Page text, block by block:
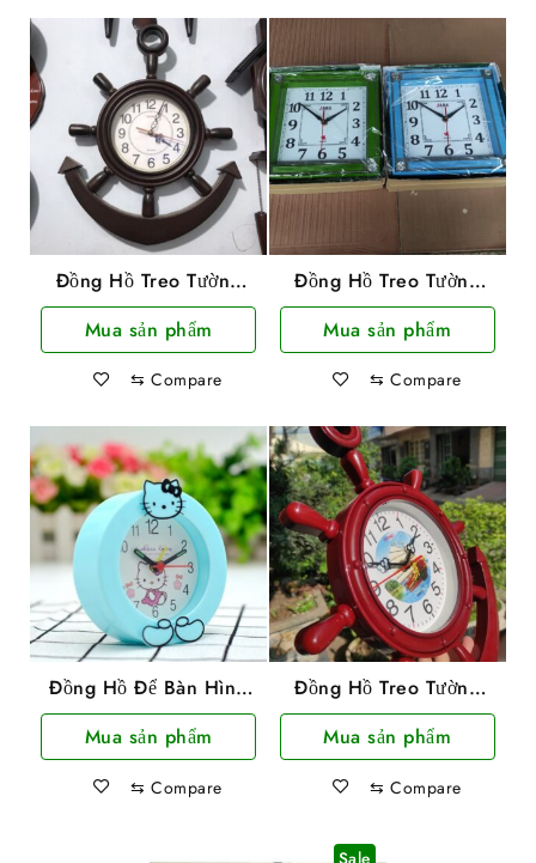
Đồng Hồ Treo Tường
Hình Mỏ Neo
Mua sản phẩm
⇆ Compare
Đồng Hồ Treo Tường
Laba Loại Vuông
Mua sản phẩm
⇆ Compare
Đồng Hồ Để Bàn Hình
Mèo Kitty
Mua sản phẩm
⇆ Compare
Đồng Hồ Treo Tường
Hình Mỏ Neo TiTime
37x30cm
Mua sản phẩm
⇆ Compare